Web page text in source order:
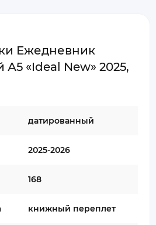
Ежедневник
«Ideal New» 2025,
датированный
2025-2026
168
книжный переплет